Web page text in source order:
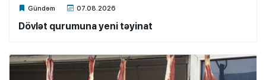
Gündəm 07.08.2026
Xalq.Online
Dövlət qurumuna yeni təyinat